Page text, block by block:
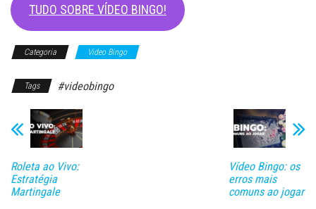
TUDO SOBRE VÍDEO BINGO!
Categoria Video Bingo
Tags #videobingo
Roleta ao Vivo:
Estratégia
Martingale
Vídeo Bingo: os
erros mais
comuns ao jogar